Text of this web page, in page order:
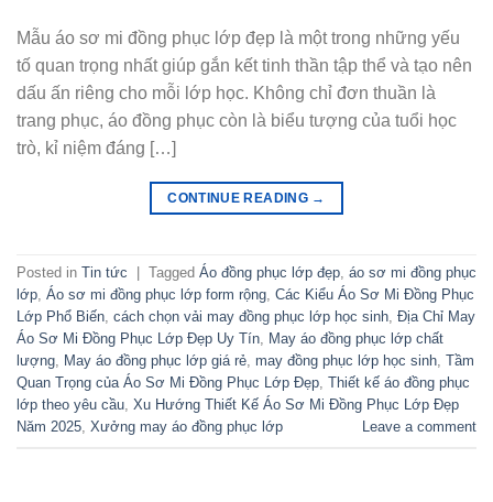
Mẫu áo sơ mi đồng phục lớp đẹp là một trong những yếu
tố quan trọng nhất giúp gắn kết tinh thần tập thể và tạo nên
dấu ấn riêng cho mỗi lớp học. Không chỉ đơn thuần là
trang phục, áo đồng phục còn là biểu tượng của tuổi học
trò, kỉ niệm đáng […]
CONTINUE READING →
Posted in Tin tức Tagged Áo đồng phục lớp đẹp áo sơ mi đồng phục
lớp Áo sơ mi đồng phục lớp form rộng Các Kiểu Áo Sơ Mi Đồng Phục
Lớp Phổ Biến cách chọn vải may đồng phục lớp học sinh Địa Chỉ May
Áo Sơ Mi Đồng Phục Lớp Đẹp Uy Tín
May áo đồng phục lớp chất
lượng
May áo đồng phục lớp giá rẻ may đồng phục lớp học sinh Tầm
Quan Trọng của Áo Sơ Mi Đồng Phục Lớp Đẹp Thiết kế áo đồng phục
lớp theo yêu cầu Xu Hướng Thiết Kế Áo Sơ Mi Đồng Phục Lớp Đẹp
Năm 2025 Xưởng may áo đồng phục lớp Leave a comment